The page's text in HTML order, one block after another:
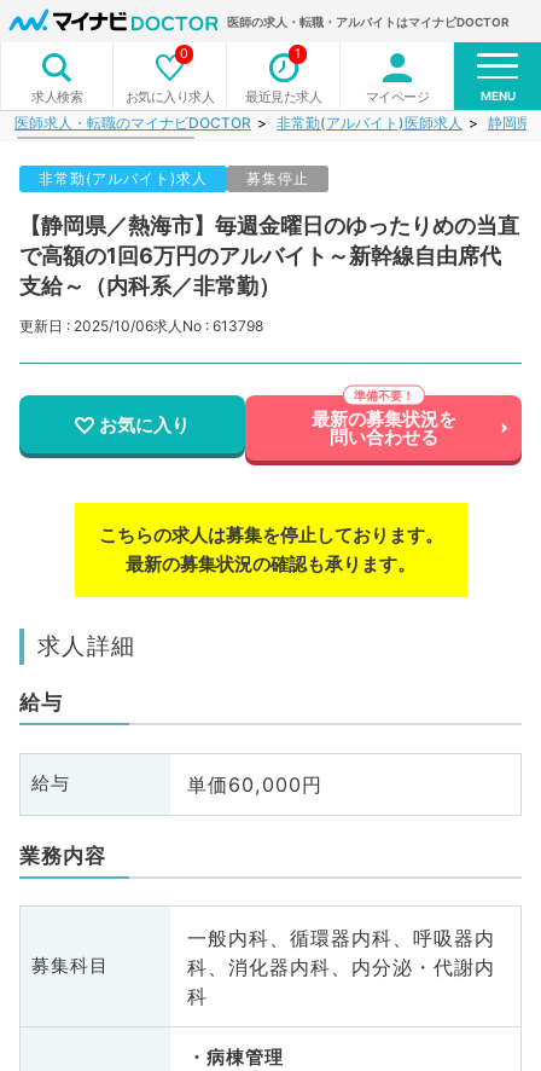
医師の求人・転職・アルバイトはマイナビDOCTOR
求人検索 お気に入り求人
0
最近見た求人
1
マイページ MENU
医師求人・転職のマイナビDOCTOR 非常勤(アルバイト)医師求人 静岡県
非常勤(アルバイト)求人 募集停止
【静岡県／熱海市】毎週金曜日のゆったりめの当直
で高額の1回6万円のアルバイト～新幹線自由席代
支給～（内科系／非常勤）
更新日 : 2025/10/06求人No : 613798
お気に入り 最新の募集状況を
問い合わせる
こちらの求人は募集を停止しております。
最新の募集状況の確認も承ります。
求人詳細
給与
給与 単価60,000円
業務内容
募集科目
一般内科、循環器内科、呼吸器内
科、消化器内科、内分泌・代謝内
科
病棟管理